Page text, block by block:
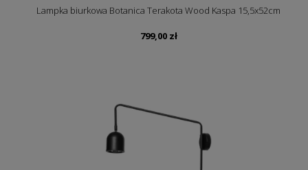
Lampka biurkowa Botanica Terakota Wood Kaspa 15,5x52cm
799,00 zł